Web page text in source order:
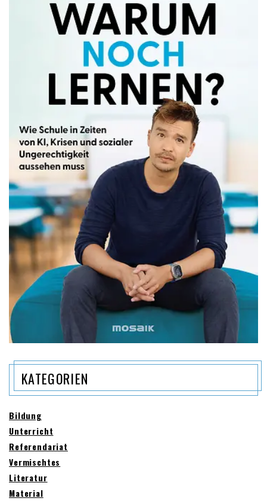
KATEGORIEN
Bildung
Unterricht
Referendariat
Vermischtes
Literatur
Material